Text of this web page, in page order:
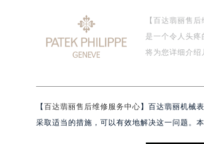
盐城市盐都区世纪大道5号盐
泰州市海陵区永定东路399号
宁波市江北区大闸南路500号
嘉兴市南湖区广益路705号嘉
南昌市红谷滩新区红谷中大
【百达翡丽售
是一个令人头
将为您详细介
【 百达翡丽售后维修服务中心 】百达翡丽机械
采取适当的措施，可以有效地解决这一问题。